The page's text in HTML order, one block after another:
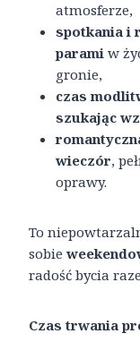
atmosferze,
spotkania i
parami w
gronie,
czas
szukając
wieczór,
oprawy.
To
sobie
radość bycia
Czas trwania